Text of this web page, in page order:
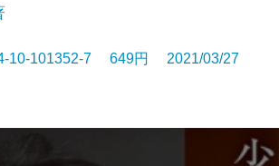
10-101352-7 649円 2021/03/27